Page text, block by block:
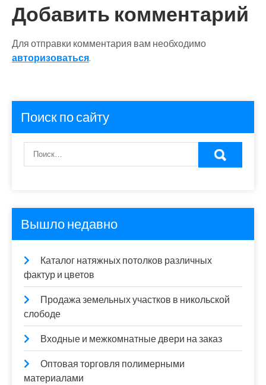
Добавить комментарий
Для отправки комментария вам необходимо
авторизоваться.
Поиск по сайту
Вышло недавно
Каталог натяжных потолков различных
фактур и цветов
Продажа земельных участков в никольской
слободе
Входные и межкомнатные двери на заказ
Оптовая торговля полимерными
материалами